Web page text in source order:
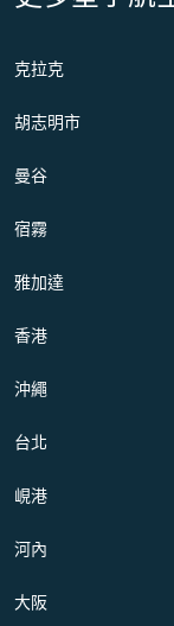
克拉克
胡志明市
曼谷
宿霧
雅加達
香港
沖繩
台北
峴港
河內
大阪